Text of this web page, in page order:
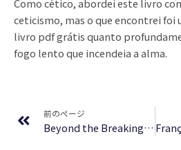
ceticismo, mas o que encontrei
livro pdf grátis quanto
fogo lento que incendeia a alma.
前のページ
Beyond the Breaking Point – Online Read